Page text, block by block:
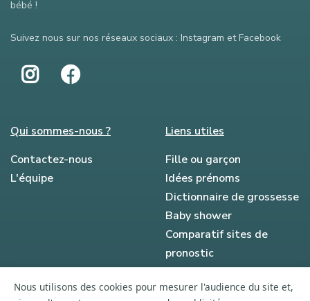
bébé !
Suivez nous sur nos réseaux sociaux : Instagram et Facebook
Qui sommes-nous ?
Contactez-nous
L'équipe
Liens utiles
Fille ou garçon
Idées prénoms
Dictionnaire de grossesse
Baby shower
Comparatif sites de
pronostic
Ils parlent de nous
Le blog
Nous utilisons des cookies pour mesurer l'audience du site et,